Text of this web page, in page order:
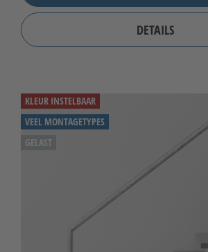
DETAILS
KLEUR INSTELBAAR
VEEL MONTAGETYPES
GELAST